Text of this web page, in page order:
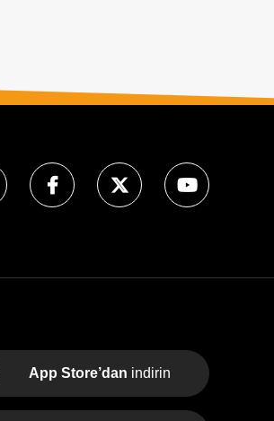
App Store’dan indirin